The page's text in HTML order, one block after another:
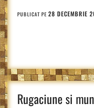
PUBLICAT PE 28 DECEMBRIE
Rugaciune si